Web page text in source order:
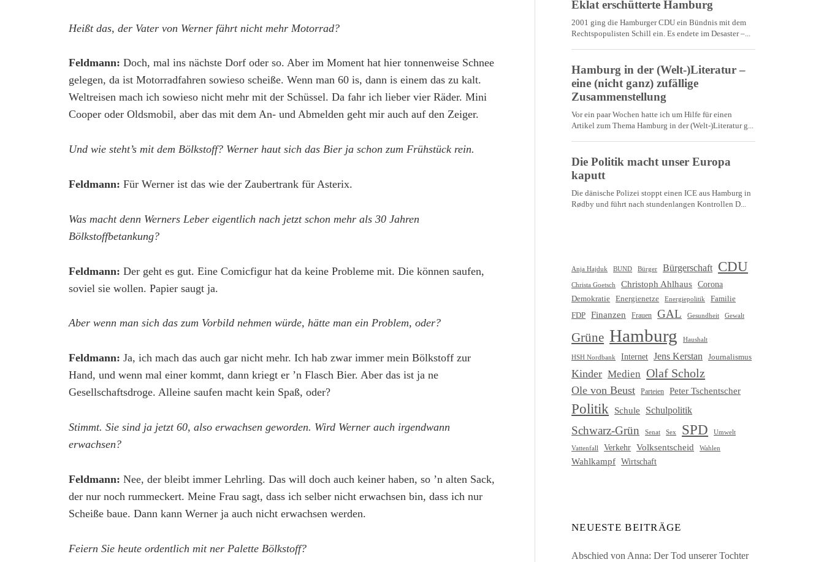
Heißt das, der Vater von Werner fährt nicht mehr Motorrad?
Feldmann: Doch, mal ins nächste Dorf oder so. Aber im Moment hat hier tonnenweise Schnee
gelegen, da ist Motorradfahren sowieso scheiße. Wenn man 60 is, dann is einem das zu kalt.
Weltreisen mach ich sowieso nicht mehr mit der Schüssel. Da fahr ich lieber vier Räder. Mini
Cooper oder Oldsmobil, aber das mit dem An- und Abmelden geht mir auch auf den Zeiger.
Und wie steht’s mit dem Bölkstoff? Werner haut sich das Bier ja schon zum Frühstück rein.
Feldmann: Für Werner ist das wie der Zaubertrank für Asterix.
Was macht denn Werners Leber eigentlich nach jetzt schon mehr als 30 Jahren
Bölkstoffbetankung?
Feldmann: Der geht es gut. Eine Comicfigur hat da keine Probleme mit. Die können saufen,
soviel sie wollen. Papier saugt ja.
Aber wenn man sich das zum Vorbild nehmen würde, hätte man ein Problem, oder?
Feldmann: Ja, ich mach das auch gar nicht mehr. Ich hab zwar immer mein Bölkstoff zur
Hand, und wenn mal einer kommt, dann kriegt er ’n Flasch Bier. Aber das ist ja ne
Gesellschaftsdroge. Alleine saufen macht kein Spaß, oder?
Stimmt. Sie sind ja jetzt 60, also erwachsen geworden. Wird Werner auch irgendwann
erwachsen?
Feldmann: Nee, der bleibt immer Lehrling. Das will doch auch keiner haben, so ’n alten Sack,
der nur noch rummeckert. Meine Frau sagt, dass ich selber nicht erwachsen bin, dass ich nur
Scheiße baue. Dann kann Werner ja auch nicht erwachsen werden.
Feiern Sie heute ordentlich mit ner Palette Bölkstoff?
Anja Hajduk BUND Bürger Bürgerschaft CDU
Christa Goetsch Christoph Ahlhaus
Corona
Demokratie
Energienetze Energiepolitik
Familie
FDP
Finanzen Frauen GAL Gesundheit Gewalt
Grüne Hamburg Haushalt
HSH Nordbank Internet Jens Kerstan Journalismus
Kinder Medien Olaf Scholz
Ole von Beust Parteien Peter Tschentscher
Politik Schule Schulpolitik
Schwarz-Grün Senat Sex SPD Umwelt
Vattenfall Verkehr Volksentscheid Wahlen
Wahlkampf Wirtschaft
NEUESTE BEITRÄGE
Abschied von Anna: Der Tod unserer Tochter